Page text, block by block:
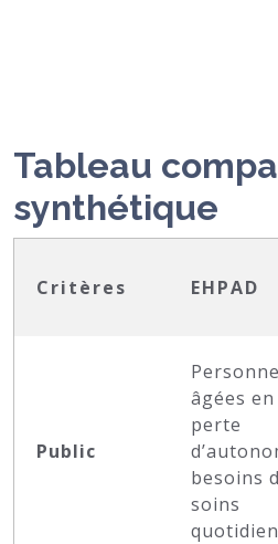
Tableau
synthétique
Critères EHPAD
Public
âgées en
perte
besoins
soins